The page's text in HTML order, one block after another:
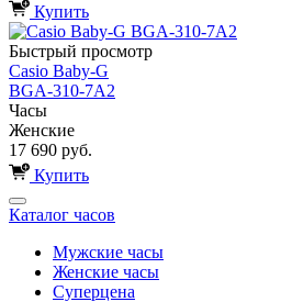
Купить
Быстрый просмотр
Casio Baby-G
BGA-310-7A2
Часы
Женские
17 690 руб.
Купить
Каталог часов
Мужские часы
Женские часы
Суперцена